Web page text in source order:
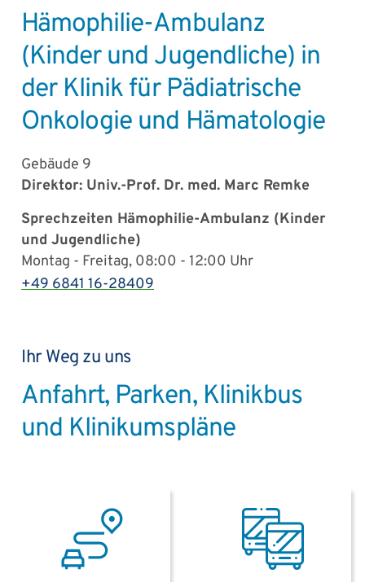
Hämophilie-Ambulanz
(Kinder und Jugendliche) in
der Klinik für Pädiatrische
Onkologie und Hämatologie
Gebäude 9
Direktor: Univ.-Prof. Dr. med. Marc Remke
Sprechzeiten Hämophilie-Ambulanz (Kinder
und Jugendliche)
Montag - Freitag, 08:00 - 12:00 Uhr
+49 6841 16-28409
Ihr Weg zu uns
Anfahrt, Parken, Klinikbus
und Klinikumspläne